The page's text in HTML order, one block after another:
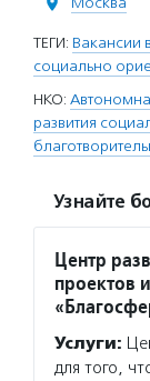
ТЕГИ: Вакансии
социально
НКО:
развития
Узнайте
Центр
проектов
Услуги:
для того,